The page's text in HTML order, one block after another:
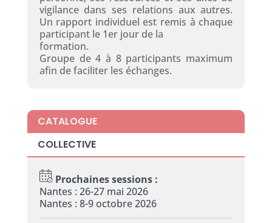
vigilance dans ses relations aux autres.
Un rapport individuel est remis à chaque
participant le 1er jour de la
formation.
Groupe de 4 à 8 participants maximum
afin de faciliter les échanges.
CATALOGUE
COLLECTIVE
Prochaines sessions :
Nantes : 26-27 mai 2026
Nantes : 8-9 octobre 2026